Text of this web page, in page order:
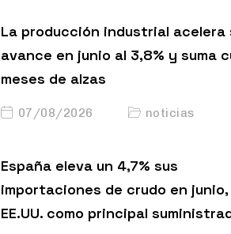
La producción industrial acelera
avance en junio al 3,8% y suma
meses de alzas
07/08/2026 noticias
España eleva un 4,7% sus
importaciones de crudo en
EE.UU. como principal